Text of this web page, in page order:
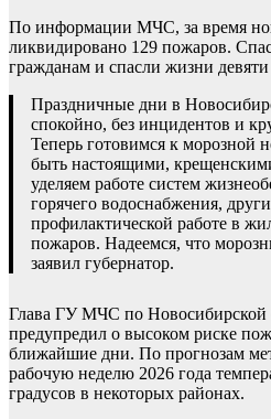
По информации МЧС, за время
ликвидировано 129 пожаров.
гражданам и спасли жизни девяти
Праздничные дни в
спокойно, без инцидентов и
Теперь готовимся к морозной
быть настоящими,
уделяем работе систем
горячего водоснабжения,
профилактической работе в
пожаров. Надеемся, что
заявил губернатор.
Глава ГУ МЧС по Новосибирской
предупредил о высоком риске
ближайшие дни. По прогнозам
рабочую неделю 2026 года
градусов в некоторых районах.